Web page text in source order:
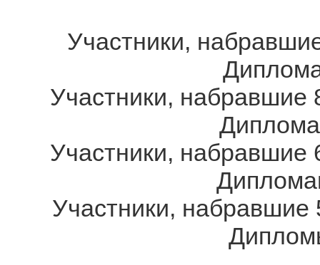
Участники,
Участники, набравшие
Участники, набравшие
Участники,